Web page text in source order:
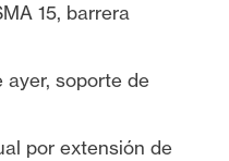
15, barrera
ayer, soporte de
por extensión de